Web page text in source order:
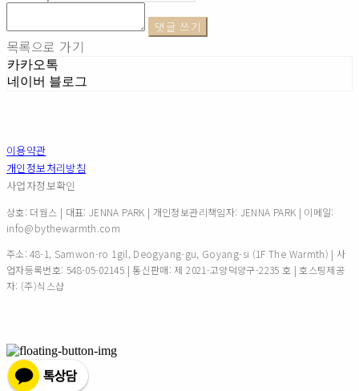
댓글 쓰기
목록으로 가기
카카오톡
네이버 블로그
이용약관
개인정보처리방침
사업자정보확인
상호: 더웜스 | 대표: JENNA PARK | 개인정보관리책임자: JENNA PARK | 이메일:
info@bythewarmth.com
주소: 48-1, Samwon-ro 1gil, Deogyang-gu, Goyang-si (1F The Warmth) | 사
업자등록번호: 548-05-02145 | 통신판매:제 2021-고양덕양구-2235 호 | 호스팅제공
자: (주)식스샵